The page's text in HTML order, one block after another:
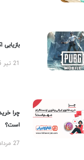
بازیابی
چرا خرید
است؟
27 مرداد 1404